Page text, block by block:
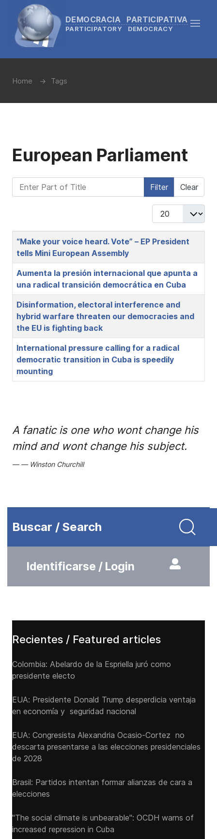
DEMOCRACIA PARTICIPATIVA
PARTICIPATORY DEMOCRACY
Home Tags
European Parliament
Enter Part of Title Filter Clear
Display #
Title
“Make your voice heard. Vote” – EP President
tells Mini European Assembly
Aumenta la presión internacional que apunta a
una radical transición democrática en Cuba
Disinformation, electoral interference and
hybrid warfare threaten our democracies and
the EU is fighting back
International pressure calling for a radical
democratic transition in Cuba is speedily
mounting
A fanatic is one who wont change his
mind and wont change his subject.
Winston Churchill
Buscar / Search
Identificarse / Login
Recientes / Featured articles
Colombia: Abelardo de la Espriella juró como
presidente electo
EUA: Presidente Donald Trump desperdicia ventaja
en economía y seguridad nacional
EUA: Congresista Alexandria Ocasio-Cortez no
descarta presentarse a las elecciones presidenciales
de 2028
Brasil: Partidos intentan formar alianzas de cara a
elecciones
"The social climate is unbearable": OCDH warns of
increased repression in Cuba